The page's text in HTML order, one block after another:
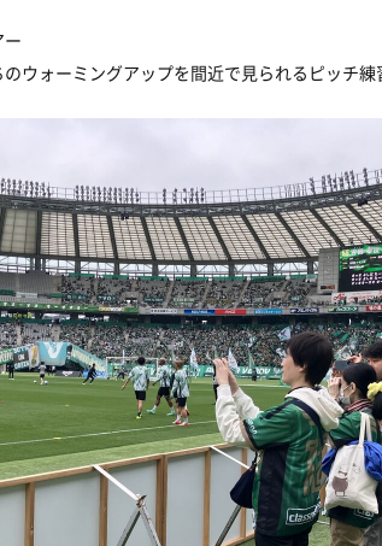
ウォーミングアップを間近で見られるピッチ